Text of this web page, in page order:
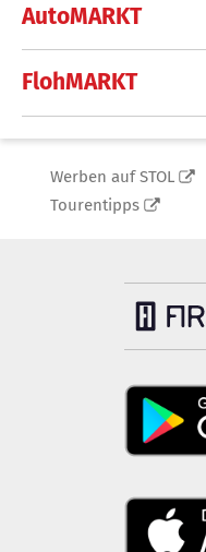
AutoMARKT
FlohMARKT
Werben auf STOL
Tourentipps